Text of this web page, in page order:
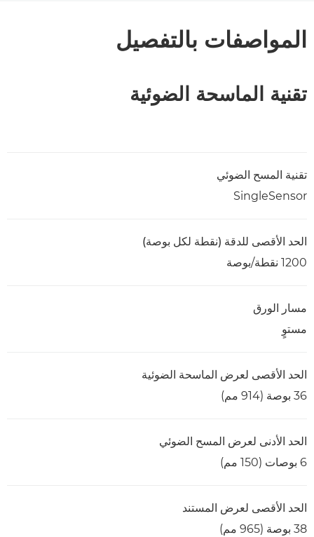
المواصفات بالتفصيل
تقنية الماسحة الضوئية
تقنية المسح الضوئي
SingleSensor
الحد الأقصى للدقة (نقطة لكل بوصة)
1200 نقطة/بوصة
مسار الورق
مستوٍ
الحد الأقصى لعرض الماسحة الضوئية
36 بوصة (914 مم)
الحد الأدنى لعرض المسح الضوئي
6 بوصات (150 مم)
الحد الأقصى لعرض المستند
38 بوصة (965 مم)